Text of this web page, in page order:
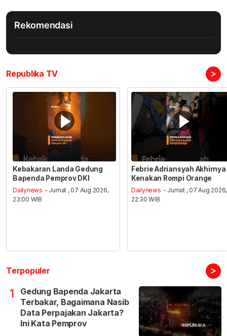
Rekomendasi
Republika TV >
Kebakaran Landa Gedung
Bapenda Pemprov DKI
Dailynews - Jumat , 07 Aug 2026,
23:00 WIB
Febrie Adriansyah Akhirnya
Kenakan Rompi Orange
Dailynews - Jumat , 07 Aug 2026,
22:30 WIB
Terpopuler >
1
Gedung Bapenda Jakarta
Terbakar, Bagaimana Nasib
Data Perpajakan Jakarta?
Ini Kata Pemprov